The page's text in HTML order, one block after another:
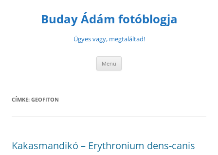
Buday Ádám fotóblogja
Ügyes vagy, megtaláltad!
Menü
CÍMKE: GEOFITON
Kakasmandikó – Erythronium dens-canis